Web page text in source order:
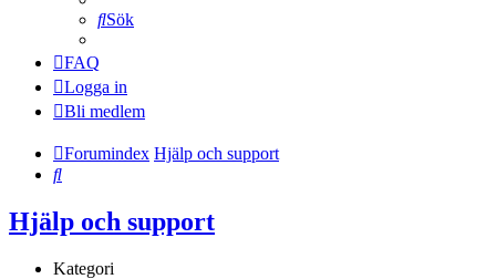
Sök
FAQ
Logga in
Bli medlem
Forumindex Hjälp och support
Sök
Hjälp och support
Kategori